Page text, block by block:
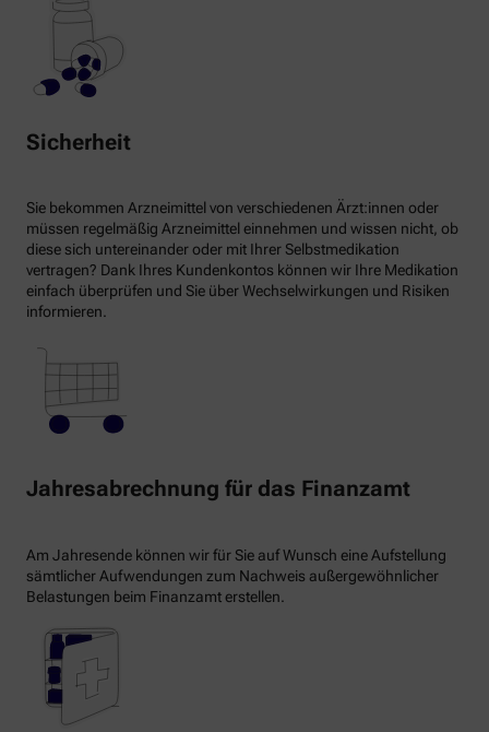
Sicherheit
Sie bekommen Arzneimittel von verschiedenen Ärzt:innen oder
müssen regelmäßig Arzneimittel einnehmen und wissen nicht, ob
diese sich untereinander oder mit Ihrer Selbstmedikation
vertragen? Dank Ihres Kundenkontos können wir Ihre Medikation
einfach überprüfen und Sie über Wechselwirkungen und Risiken
informieren.
Jahresabrechnung für das Finanzamt
Am Jahresende können wir für Sie auf Wunsch eine Aufstellung
sämtlicher Aufwendungen zum Nachweis außergewöhnlicher
Belastungen beim Finanzamt erstellen.